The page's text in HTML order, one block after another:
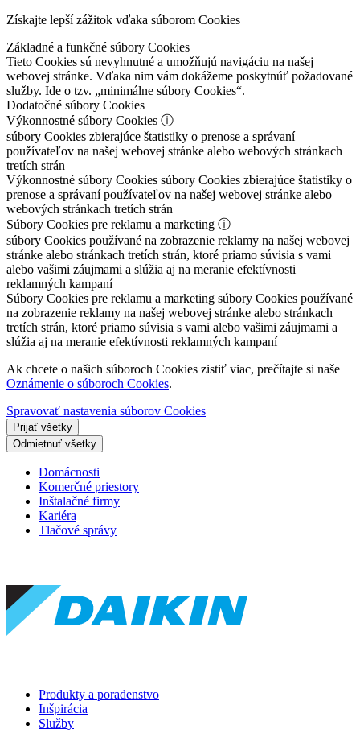
Získajte lepší zážitok vďaka súborom Cookies
Základné a funkčné súbory Cookies
Tieto Cookies sú nevyhnutné a umožňujú navigáciu na našej
webovej stránke. Vďaka nim vám dokážeme poskytnúť požadované
služby. Ide o tzv. „minimálne súbory Cookies“.
Dodatočné súbory Cookies
Výkonnostné súbory Cookies ⓘ
súbory Cookies zbierajúce štatistiky o prenose a správaní
používateľov na našej webovej stránke alebo webových stránkach
tretích strán
Výkonnostné súbory Cookies súbory Cookies zbierajúce štatistiky o
prenose a správaní používateľov na našej webovej stránke alebo
webových stránkach tretích strán
Súbory Cookies pre reklamu a marketing ⓘ
súbory Cookies používané na zobrazenie reklamy na našej webovej
stránke alebo stránkach tretích strán, ktoré priamo súvisia s vami
alebo vašimi záujmami a slúžia aj na meranie efektívnosti
reklamných kampaní
Súbory Cookies pre reklamu a marketing súbory Cookies používané
na zobrazenie reklamy na našej webovej stránke alebo stránkach
tretích strán, ktoré priamo súvisia s vami alebo vašimi záujmami a
slúžia aj na meranie efektívnosti reklamných kampaní
Ak chcete o našich súboroch Cookies zistiť viac, prečítajte si naše
Oznámenie o súboroch Cookies.
Spravovať nastavenia súborov Cookies
Prijať všetky
Odmietnuť všetky
Domácnosti
Komerčné priestory
Inštalačné firmy
Kariéra
Tlačové správy
Produkty a poradenstvo
Inšpirácia
Služby